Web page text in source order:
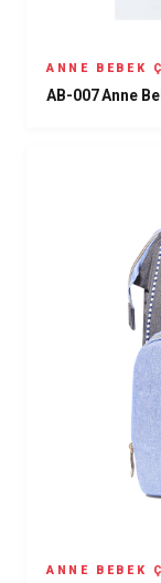
ANNE BEBEK
AB-007 Anne
ANNE BEBEK